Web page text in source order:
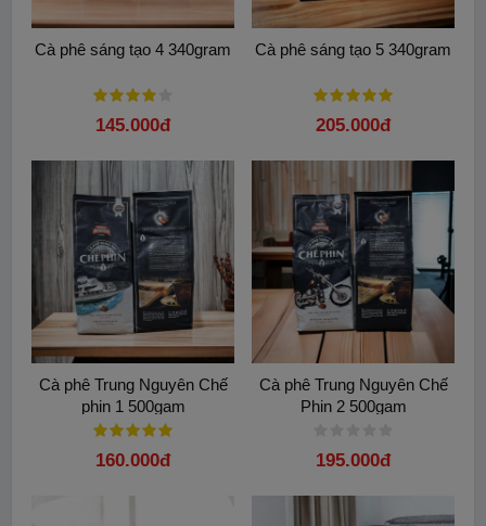
Cà phê sáng tạo 4 340gram
145.000đ
Cà phê sáng tạo 5 340gram
205.000đ
Cà phê Trung Nguyên Chế
phin 1 500gam
160.000đ
Cà phê Trung Nguyên Chế
Phin 2 500gam
195.000đ